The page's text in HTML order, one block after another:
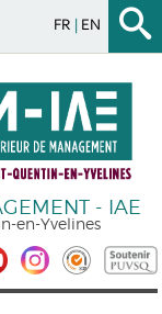
FR EN
- IAE
en-Yvelines